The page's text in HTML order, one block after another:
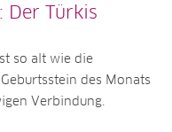
Der Türkis
so alt wie die
des Monats
Verbindung.